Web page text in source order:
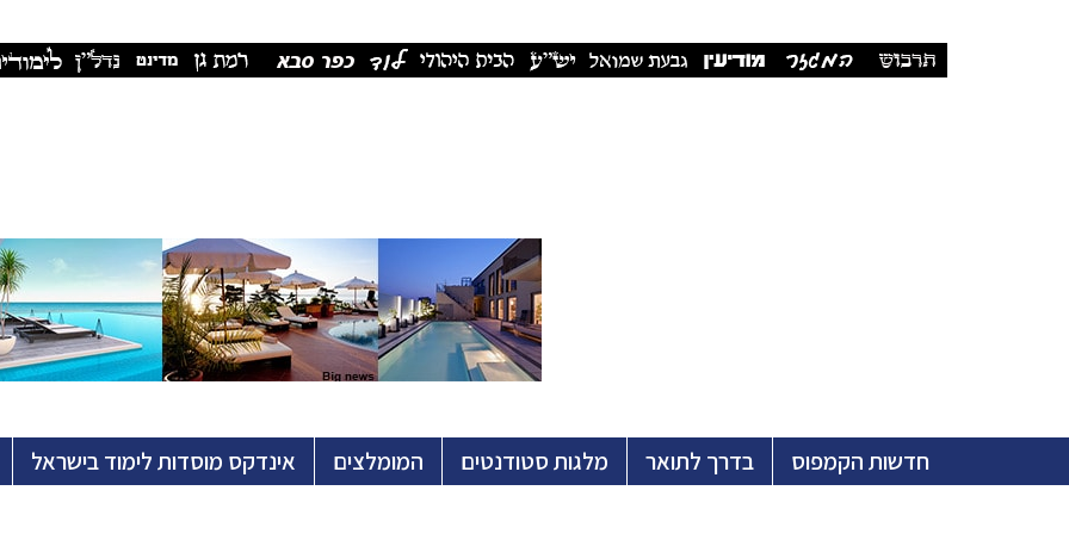
חדשות הקמפוס בדרך לתואר מלגות סטודנטים המומלצים אינדקס מוסדות לימוד בישראל